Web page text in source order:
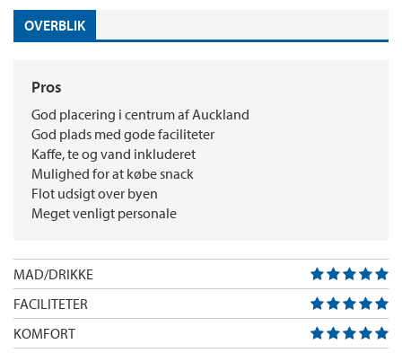
OVERBLIK
Pros
God placering i centrum af Auckland
God plads med gode faciliteter
Kaffe, te og vand inkluderet
Mulighed for at købe snack
Flot udsigt over byen
Meget venligt personale
MAD/DRIKKE
FACILITETER
KOMFORT